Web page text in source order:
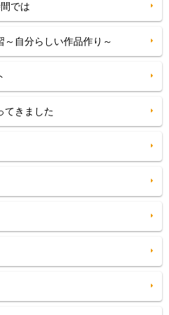
では
～自分らしい作品作り～
てきました